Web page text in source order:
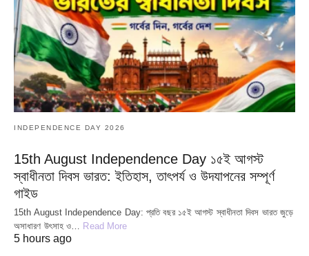
INDEPENDENCE DAY 2026
15th August Independence Day ১৫ই আগস্ট
স্বাধীনতা দিবস ভারত: ইতিহাস, তাৎপর্য ও উদযাপনের সম্পূর্ণ
গাইড
15th August Independence Day: প্রতি বছর ১৫ই আগস্ট স্বাধীনতা দিবস ভারত জুড়ে
অসাধারণ উৎসাহ ও… Read More
5 hours ago